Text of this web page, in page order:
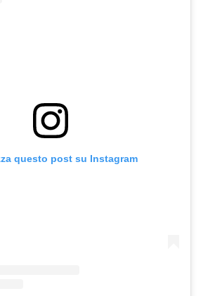
questo post su Instagram